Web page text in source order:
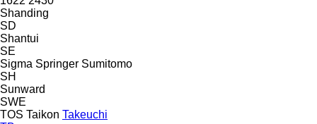
Shanding
SD
Shantui
SE
Sigma Springer Sumitomo
SH
Sunward
SWE
TOS Taikon Takeuchi